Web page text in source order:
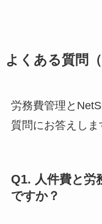
よくある質問（
労務費管理と
質問にお答えしま
Q1. 人件費と労
ですか？